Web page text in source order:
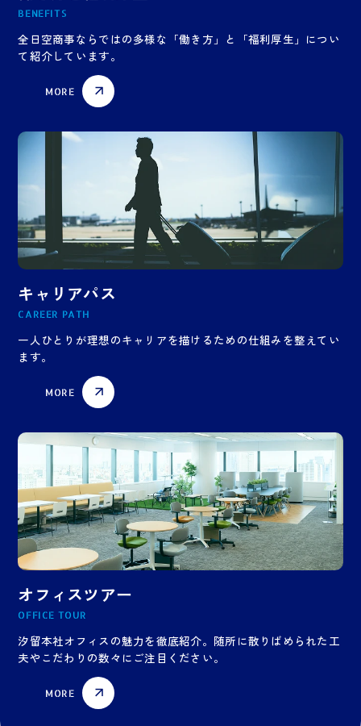
BENEFITS
全日空商事ならではの多様な「働き方」と「福利厚生」につい
て紹介しています。
MORE
キャリアパス
CAREER PATH
一人ひとりが理想のキャリアを描けるための仕組みを整えてい
ます。
MORE
オフィスツアー
OFFICE TOUR
汐留本社オフィスの魅力を徹底紹介。随所に散りばめられた工
夫やこだわりの数々にご注目ください。
MORE